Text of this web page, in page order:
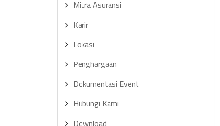
Mitra Asuransi
Karir
Lokasi
Penghargaan
Dokumentasi Event
Hubungi Kami
Download